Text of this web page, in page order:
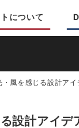
について
風を感じる設計アイ
設計アイデ